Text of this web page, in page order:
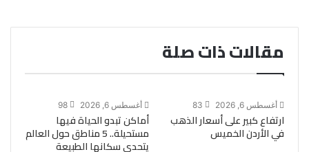
مقالات ذات صلة
أغسطس 6, 2026 83
ارتفاع كبير على أسعار الذهب
في الأردن الخميس
أغسطس 6, 2026 98
أماكن تبدو الحياة فيها
مستحيلة.. 5 مناطق حول العالم
يتحدى سكانها الطبيعة